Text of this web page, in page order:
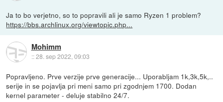
Ja to bo verjetno, so to popravili ali je samo Ryzen 1 problem?
https://bbs.archlinux.org/viewtopic.php...
Mohimm
::28. sep 2022, 09:03
Popravljeno. Prve verzije prve generacije... Uporabljam 1k,3k,5k,..
serije in se pojavlja pri meni samo pri zgodnjem 1700. Dodan
kernel parameter - deluje stabilno 24/7.